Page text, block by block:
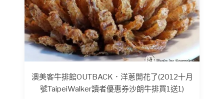
澳美客牛排館OUTBACK．洋蔥開花了(2012十月
號TaipeiWalker讀者優惠券沙朗牛排買1送1)